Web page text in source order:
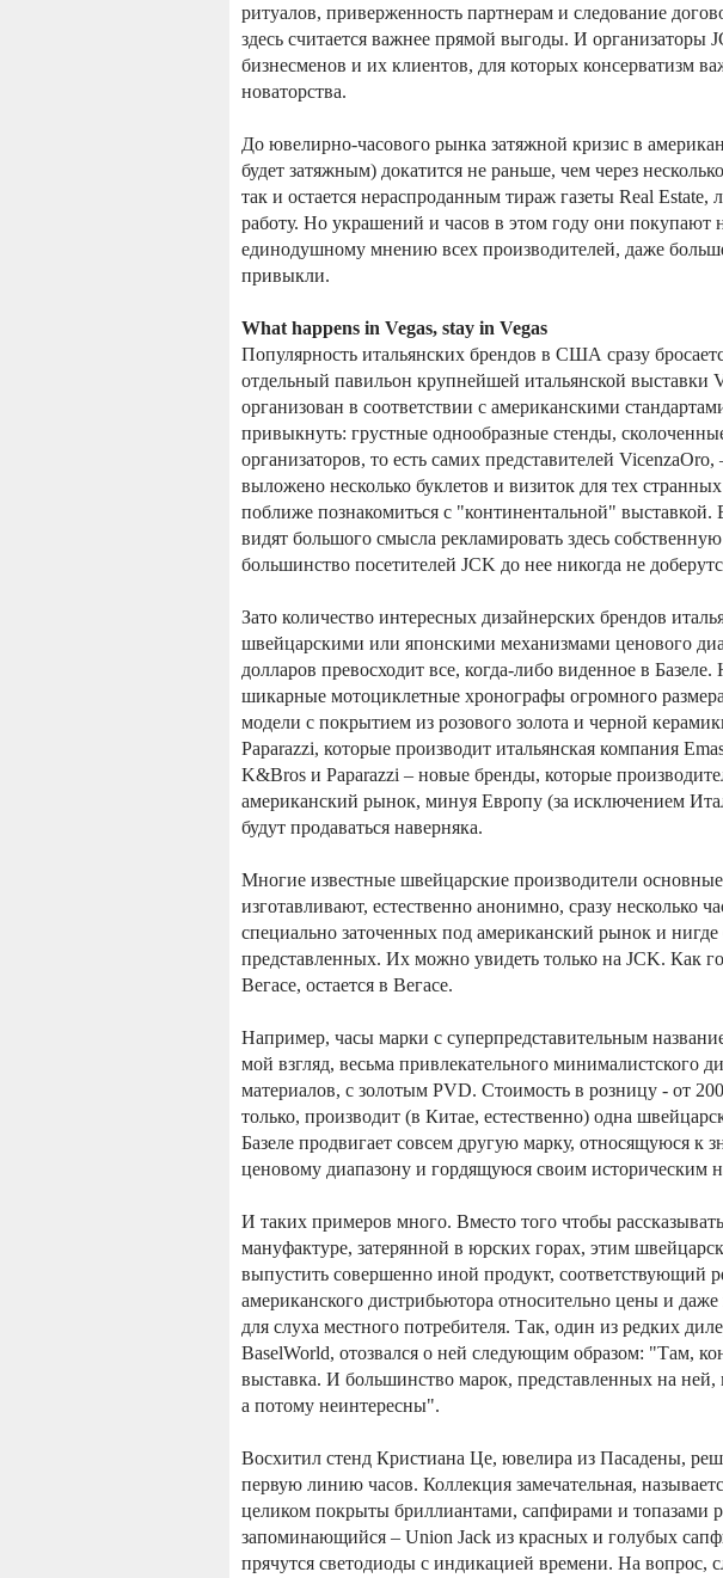
ритуалов, приверженность партнерам и следование
здесь считается важнее прямой выгоды. И организаторы
бизнесменов и их клиентов, для которых консерватизм
новаторства.
До ювелирно-часового рынка затяжной кризис в
будет затяжным) докатится не раньше, чем через
так и остается нераспроданным тираж газеты Real Estate,
работу. Но украшений и часов в этом году они покупают
единодушному мнению всех производителей, даже
привыкли.
What happens in Vegas, stay in Vegas
Популярность итальянских брендов в США сразу
отдельный павильон крупнейшей итальянской выставки
организован в соответствии с американскими
привыкнуть: грустные однообразные стенды,
организаторов, то есть самих представителей VicenzaOro,
выложено несколько буклетов и визиток для тех
поближе познакомиться с "континентальной"
видят большого смысла рекламировать здесь
большинство посетителей JCK до нее никогда не
Зато количество интересных дизайнерских брендов
швейцарскими или японскими механизмами ценового
долларов превосходит все, когда-либо виденное в
шикарные мотоциклетные хронографы огромного
модели с покрытием из розового золота и черной
Paparazzi, которые производит итальянская компания
K&Bros и Paparazzi – новые бренды, которые
американский рынок, минуя Европу (за исключением
будут продаваться наверняка.
Многие известные швейцарские производители
изготавливают, естественно анонимно, сразу несколько
специально заточенных под американский рынок и
представленных. Их можно увидеть только на JCK. Как
Вегасе, остается в Вегасе.
Например, часы марки с суперпредставительным
мой взгляд, весьма привлекательного минималистского
материалов, с золотым PVD. Стоимость в розницу - от
только, производит (в Китае, естественно) одна
Базеле продвигает совсем другую марку, относящуюся к
ценовому диапазону и гордящуюся своим историческим
И таких примеров много. Вместо того чтобы
мануфактуре, затерянной в юрских горах, этим
выпустить совершенно иной продукт, соответствующий
американского дистрибьютора относительно цены и даже
для слуха местного потребителя. Так, один из редких
BaselWorld, отозвался о ней следующим образом: "Там,
выставка. И большинство марок, представленных на
а потому неинтересны".
Восхитил стенд Кристиана Це, ювелира из Пасадены,
первую линию часов. Коллекция замечательная,
целиком покрыты бриллиантами, сапфирами и топазами
запоминающийся – Union Jack из красных и голубых
прячутся светодиоды с индикацией времени. На вопрос,